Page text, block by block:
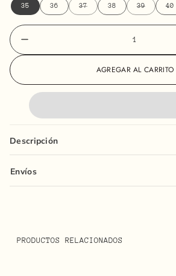
35 36 37 38 39 40
cantidad
Zapatillas
Mónaco
input
AGREGAR AL CARRITO
Descripción
Envíos
PRODUCTOS RELACIONADOS